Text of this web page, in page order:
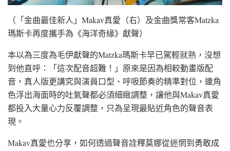
（「金曲最佳新人」Makav真愛（右）及金曲獎常客Matzka
瑪斯卡再度攜手為《海洋奇緣》獻聲）
本以為三度為毛伊獻聲的Matzka瑪斯卡早已駕輕就熟，沒想
到他直呼：「這次配音超難！」原來是因為相較動畫版配
音，真人版更講究與演員口型、呼吸節奏的精準對位，連角
色浮出海面時的吐氣聲都必須細緻調整，讓他與Makav真愛
都投入大量心力反覆調整，只為呈現最貼近角色的聲音表
現。
Makav真愛也分享，如何透過聲音詮釋莫娜從迷惘到勇敢成